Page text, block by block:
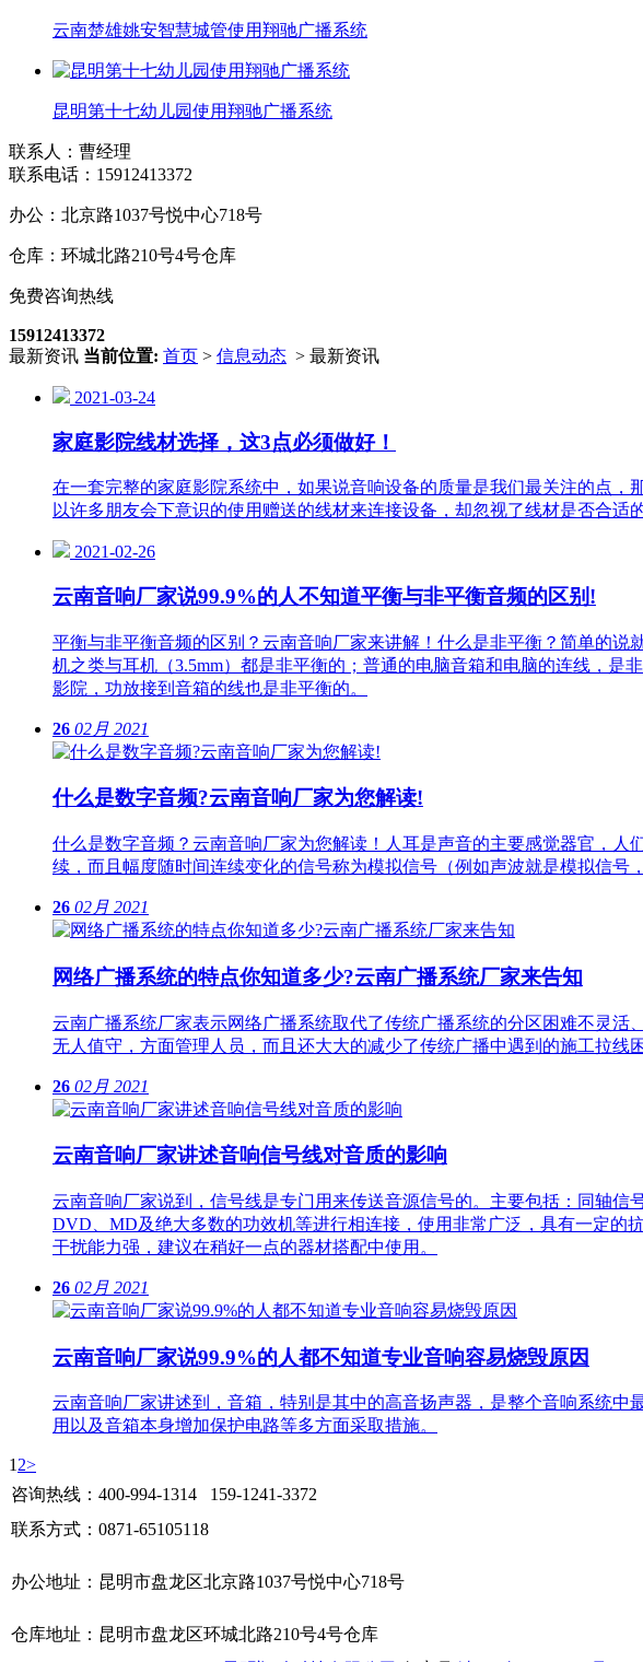
云南楚雄姚安智慧城管使用翔驰广播系统
昆明第十七幼儿园使用翔驰广播系统
联系人：曹经理
联系电话：15912413372
办公：北京路1037号悦中心718号
仓库：环城北路210号4号仓库
免费咨询热线
15912413372
最新资讯 当前位置: 首页 > 信息动态 > 最新资讯
2021-03-24
家庭影院线材选择，这3点必须做好！
在一套完整的家庭影院系统中，如果说音响设备的质量是我们最关注的点
以许多朋友会下意识的使用赠送的线材来连接设备，却忽视了线材是否合适
2021-02-26
云南音响厂家说99.9%的人不知道平衡与非平衡音频的区别!
平衡与非平衡音频的区别？云南音响厂家来讲解！什么是非平衡？简单的
机之类与耳机（3.5mm）都是非平衡的；普通的电脑音箱和电脑的连线，
影院，功放接到音箱的线也是非平衡的。
26 02月 2021
什么是数字音频?云南音响厂家为您解读!
什么是数字音频？云南音响厂家为您解读！人耳是声音的主要感觉器官，
续，而且幅度随时间连续变化的信号称为模拟信号（例如声波就是模拟信号
26 02月 2021
网络广播系统的特点你知道多少?云南广播系统厂家来告知
云南广播系统厂家表示网络广播系统取代了传统广播系统的分区困难不灵
无人值守，方面管理人员，而且还大大的减少了传统广播中遇到的施工拉线
26 02月 2021
云南音响厂家讲述音响信号线对音质的影响
云南音响厂家说到，信号线是专门用来传送音源信号的。主要包括：同轴信
DVD、MD及绝大多数的功效机等进行相连接，使用非常广泛，具有一定的
干扰能力强，建议在稍好一点的器材搭配中使用。
26 02月 2021
云南音响厂家说99.9%的人都不知道专业音响容易烧毁原因
云南音响厂家讲述到，音箱，特别是其中的高音扬声器，是整个音响系统
用以及音箱本身增加保护电路等多方面采取措施。
12>
咨询热线：400-994-1314 159-1241-3372
联系方式：0871-65105118
办公地址：昆明市盘龙区北京路1037号悦中心718号
仓库地址：昆明市盘龙区环城北路210号4号仓库